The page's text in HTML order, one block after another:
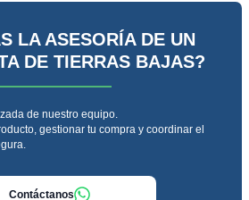
LA ASESORÍA DE UN
DE TIERRAS BAJAS?
de nuestro equipo.
gestionar tu compra y coordinar el
Contáctanos